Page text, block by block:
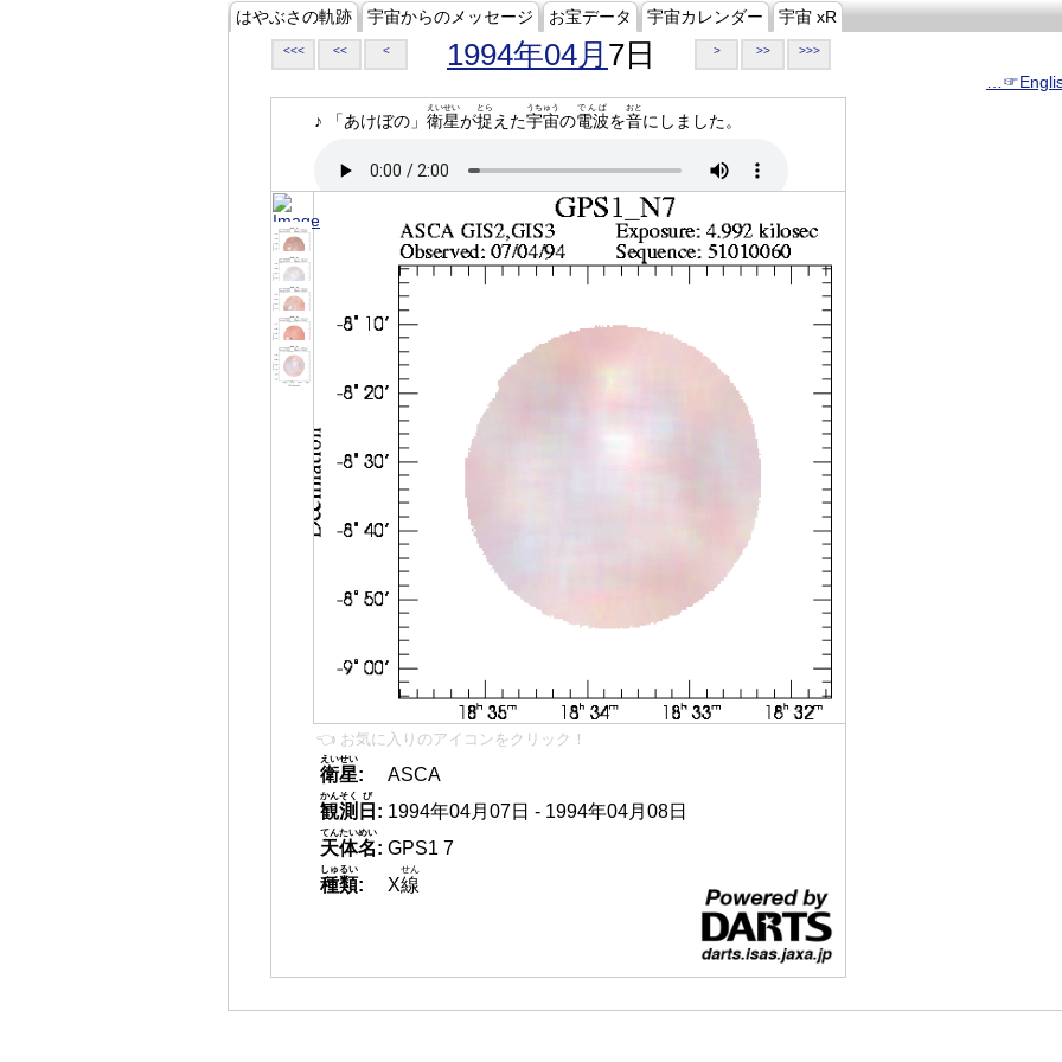
はやぶさの軌跡 宇宙からのメッセージ お宝データ 宇宙カレンダー 宇宙 xR
<<< << < 1994年04月 7日 > >> >>>
♪ 「あけぼの」 衛星
えいせい
が捉
とら
えた宇宙
うちゅう
の電波
でんぱ
を音
おと
にしました。
👈 お気に入りのアイコンをクリック！
衛星
えいせい
:
ASCA
観測
かんそく
日
び
: 1994年04月07日 - 1994年04月08日
天体名
てんたいめい
: GPS1 7
種類
しゅるい
: X線
せん